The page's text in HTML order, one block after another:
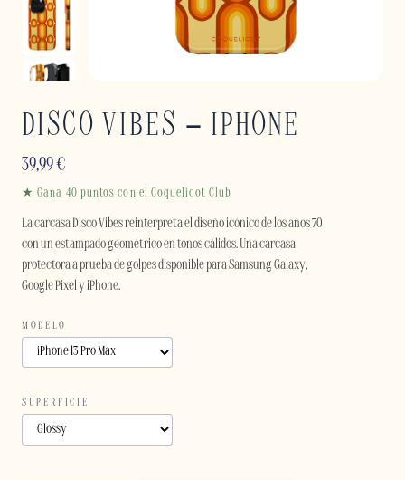
DISCO VIBES – IPHONE
39,99€
★ Gana 40 puntos con el Coquelicot Club
La carcasa Disco Vibes reinterpreta el diseño icónico de los años 70
con un estampado geométrico en tonos cálidos. Una carcasa
protectora a prueba de golpes disponible para Samsung Galaxy,
Google Pixel y iPhone.
MODELO
SUPERFICIE